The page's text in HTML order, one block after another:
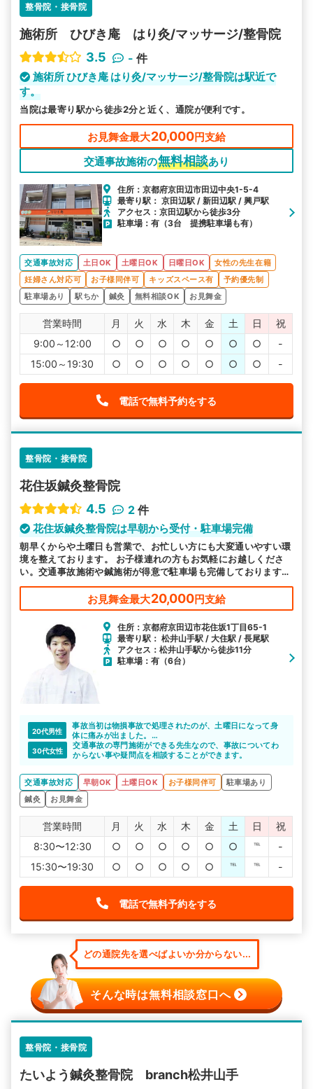
整骨院・接骨院
施術所 ひびき庵 はり灸/マッサージ/整骨院
3.5
- 件
施術所 ひびき庵 はり灸/マッサージ/整骨院は駅近で
す。
当院は最寄り駅から徒歩2分と近く、通院が便利です。
お見舞金最大20,000円支給
交通事故施術の無料相談あり
住所：京都府京田辺市田辺中央1-5-4
最寄り駅： 京田辺駅 / 新田辺駅 / 興戸駅
アクセス：京田辺駅から徒歩3分
駐車場：有（3台 提携駐車場も有）
交通事故対応 土日OK 土曜日OK 日曜日OK
女性の先生在籍
妊婦さん対応可
お子様同伴可 キッズスペース有
予約優先制
駐車場あり
駅ちか 鍼灸 無料相談OK お見舞金
営業時間 月 火 水 木 金 土 日
祝
9:00～12:00
○ ○ ○ ○ ○ ○ ○
-
15:00～19:30
○ ○ ○ ○ ○ ○ ○ -
電話で無料予約をする
整骨院・接骨院
花住坂鍼灸整骨院
4.5
2 件
花住坂鍼灸整骨院は早朝から受付・駐車場完備
朝早くからや土曜日も営業で、お忙しい方にも大変通いやすい環
境を整えております。 お子様連れの方もお気軽にお越しくださ
い。交通事故施術や鍼施術が得意で駐車場も完備しておりますの
で、お車での通院希望の方も通いやすいです。
お見舞金最大20,000円支給
住所：京都府京田辺市花住坂1丁目65-1
最寄り駅： 松井山手駅 / 大住駅 / 長尾駅
アクセス：松井山手駅から徒歩11分
駐車場：有（6台）
20代男性
事故当初は物損事故で処理されたのが、土曜日になって身
体に痛みが出ました。
なんとか土曜日に通院したかったんですけど、手続きの関
係上できなかったです。
なったら、しっかり通います。
30代女性
交通事故の専門施術ができる先生なので、事故についてわ
からない事や疑問点を相談することができます。
交通事故対応 早朝OK 土曜日OK お子様同伴可
駐車場あり
鍼灸
お見舞金
営業時間 月 火 水 木 金 土 日
祝
8:30〜12:30
○ ○ ○ ○ ○ ○ ℡
-
15:30〜19:30
○ ○ ○ ○ ○ ℡ ℡ -
電話で無料予約をする
どの通院先を選べばよいか分からない...
そんな時は無料相談窓口へ
整骨院・接骨院
たいよう鍼灸整骨院 branch松井山手